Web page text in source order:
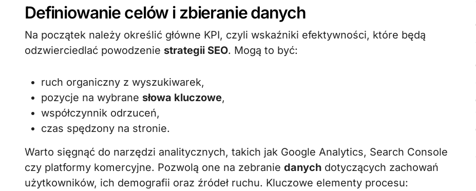
Definiowanie celów i zbieranie danych
Na początek należy określić główne KPI, czyli wskaźniki efektywności, które będą
odzwierciedlać powodzenie strategii SEO. Mogą to być:
ruch organiczny z wyszukiwarek,
pozycje na wybrane słowa kluczowe,
współczynnik odrzuceń,
czas spędzony na stronie.
Warto sięgnąć do narzędzi analitycznych, takich jak Google Analytics, Search Console
czy platformy komercyjne. Pozwolą one na zebranie danych dotyczących zachowań
użytkowników, ich demografii oraz źródeł ruchu. Kluczowe elementy procesu: